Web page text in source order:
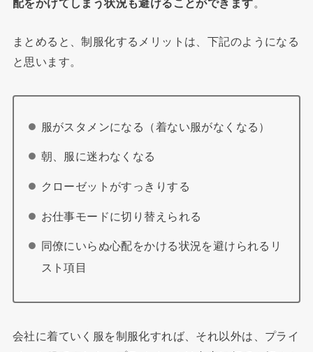
配をかけてしまう状況も避けることができます。
まとめると、制服化するメリットは、下記のようになる
と思います。
服がスタメンになる（着ない服がなくなる）
朝、服に迷わなくなる
クローゼットがすっきりする
お仕事モードに切り替えられる
同僚にいらぬ心配をかける状況を避けられるリ
スト項目
会社に着ていく服を制服化すれば、それ以外は、プライ